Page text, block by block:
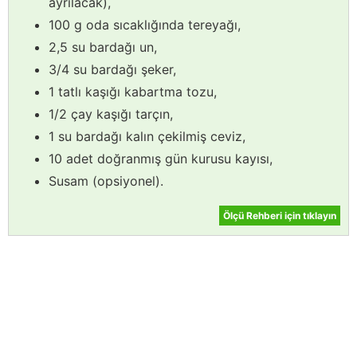
100 g oda sıcaklığında tereyağı,
2,5 su bardağı un,
3/4 su bardağı şeker,
1 tatlı kaşığı kabartma tozu,
1/2 çay kaşığı tarçın,
1 su bardağı kalın çekilmiş ceviz,
10 adet doğranmış gün kurusu kayısı,
Susam (opsiyonel).
Ölçü Rehberi için tıklayın